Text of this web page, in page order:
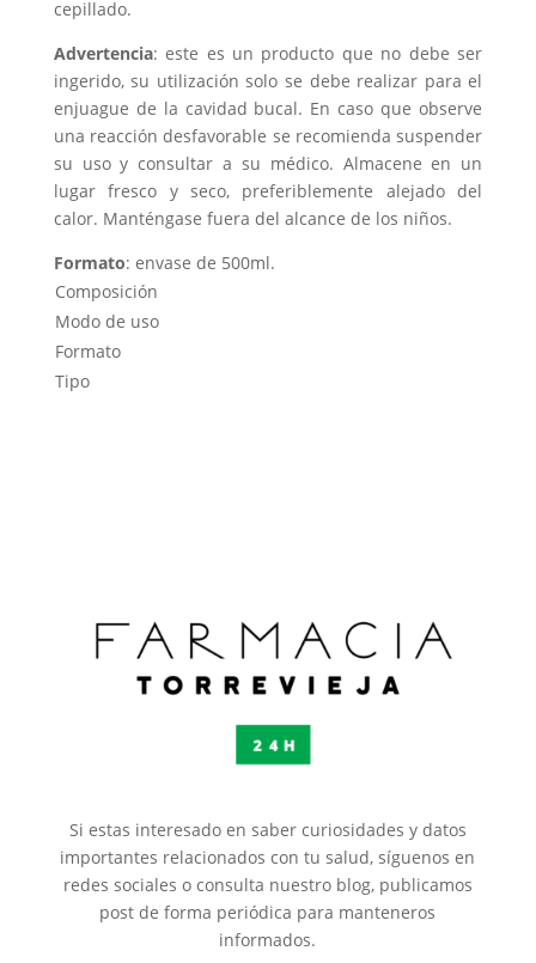
cepillado.
Advertencia: este es un producto que no debe ser
ingerido, su utilización solo se debe realizar para el
enjuague de la cavidad bucal. En caso que observe
una reacción desfavorable se recomienda suspender
su uso y consultar a su médico. Almacene en un
lugar fresco y seco, preferiblemente alejado del
calor. Manténgase fuera del alcance de los niños.
Formato: envase de 500ml.
Composición
Modo de uso
Formato
Tipo
Si estas interesado en saber curiosidades y datos
importantes relacionados con tu salud, síguenos en
redes sociales o consulta nuestro blog, publicamos
post de forma periódica para manteneros
informados.